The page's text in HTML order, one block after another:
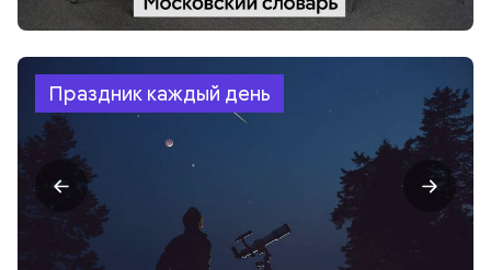
Праздник каждый день